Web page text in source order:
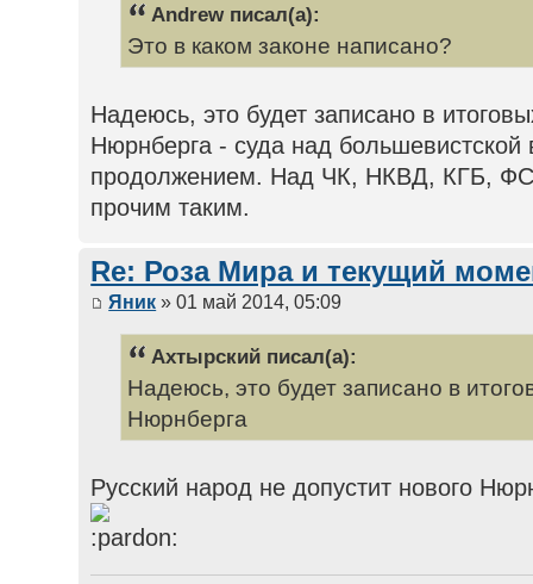
Andrew писал(а):
Это в каком законе написано?
Надеюсь, это будет записано в
Нюрнберга - суда над большевистской
продолжением. Над ЧК, НКВД, КГБ,
прочим таким.
Re: Роза Мира и текущий
Яник » 01 май 2014, 05:09
Ахтырский писал(а):
Надеюсь, это будет записано в
Нюрнберга
Русский народ не допустит нового